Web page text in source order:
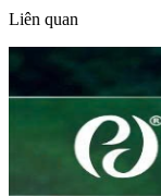
Liên quan